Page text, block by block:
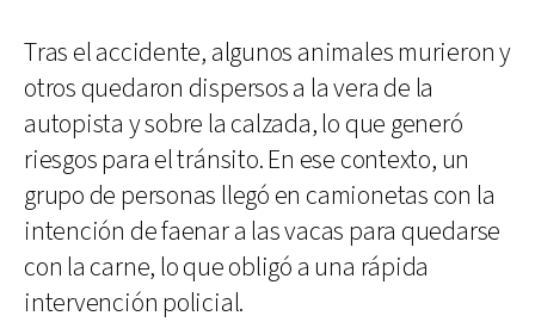
Tras el accidente, algunos animales murieron y
otros quedaron dispersos a la vera de la
autopista y sobre la calzada, lo que generó
riesgos para el tránsito. En ese contexto, un
grupo de personas llegó en camionetas con la
intención de faenar a las vacas para quedarse
con la carne, lo que obligó a una rápida
intervención policial.